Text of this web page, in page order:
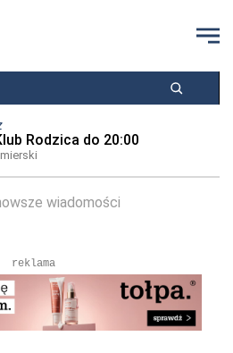
Rodzica do 20:00
wiadomości
reklama